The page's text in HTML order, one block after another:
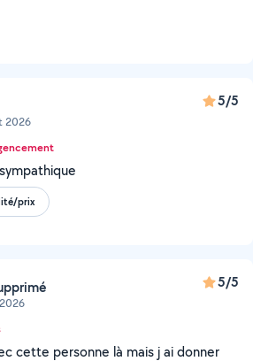
2026
5/5
prix
5/5
cette personne là mais j ai donner